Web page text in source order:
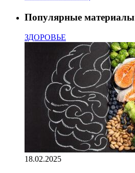
Популярные материалы
ЗДОРОВЬЕ
18.02.2025